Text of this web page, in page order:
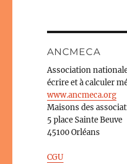
ANCMECA
Association
écrire et à calculer
www.ancmeca.org
Maisons des
5 place Sainte Beuve
45100 Orléans
CGU